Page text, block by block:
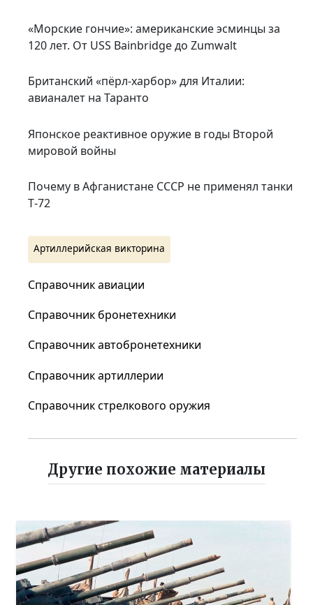
«Морские гончие»: американские эсминцы за
120 лет. От USS Bainbridge до Zumwalt
Британский «пёрл-харбор» для Италии:
авианалет на Таранто
Японское реактивное оружие в годы Второй
мировой войны
Почему в Афганистане СССР не применял танки
Т‑72
Артиллерийская викторина
Справочник авиации
Справочник бронетехники
Справочник автобронетехники
Справочник артиллерии
Справочник стрелкового оружия
Другие похожие материалы